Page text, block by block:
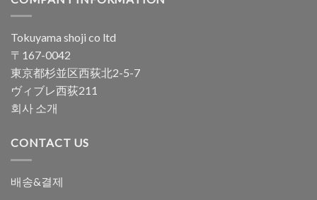
Tokuyama shoji co ltd
〒167-0042
東京都杉並区西荻北2-5-7
ヴィブレ西荻211
회사 소개
CONTACT US
배송&결제